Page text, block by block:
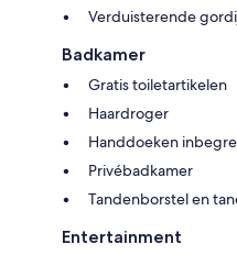
Verduisterende
Badkamer
Gratis toiletartikelen
Haardroger
Handdoeken
Privébadkamer
Tandenborstel en
Entertainment